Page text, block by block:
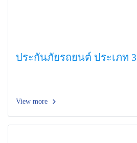
ประกันภัยรถยนต์ ประเภท 3
View more